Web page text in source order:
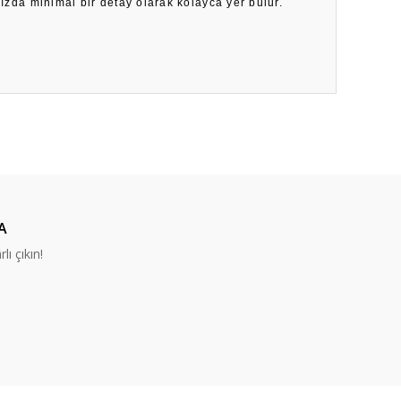
minimal bir detay olarak kolayca yer bulur.
çıkın!